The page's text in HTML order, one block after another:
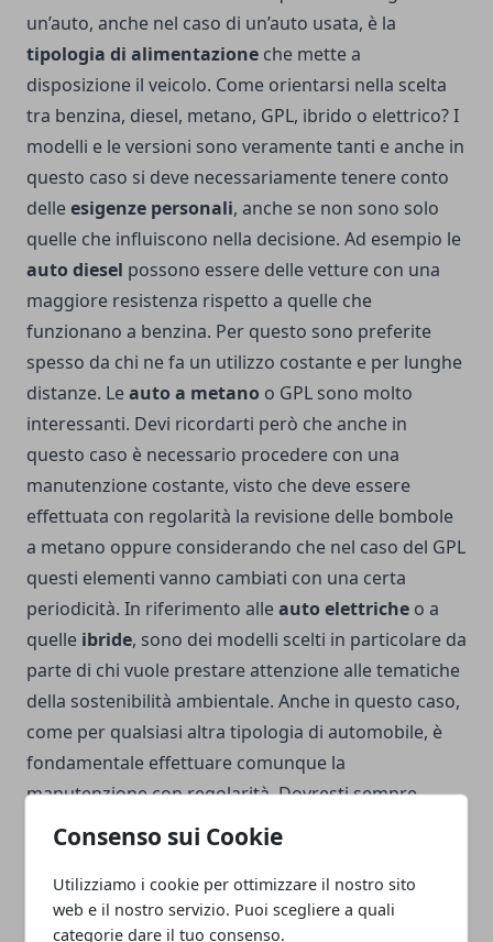
Consenso sui Cookie
Utilizziamo i cookie per ottimizzare il nostro sito
web e il nostro servizio. Puoi scegliere a quali
categorie dare il tuo consenso.
un’auto, anche nel caso di un’auto usata, è la
tipologia di alimentazione che mette a
disposizione il veicolo. Come orientarsi nella scelta
tra benzina, diesel, metano, GPL, ibrido o elettrico? I
modelli e le versioni sono veramente tanti e anche in
questo caso si deve necessariamente tenere conto
delleesigenze personali, anche se non sono solo
quelle che influiscono nella decisione. Ad esempio le
auto diesel possono essere delle vetture con una
maggiore resistenza rispetto a quelle che
funzionano a benzina. Per questo sono preferite
spesso da chi ne fa un utilizzo costante e per lunghe
distanze. Leauto a metano o GPL sono molto
interessanti. Devi ricordarti però che anche in
questo caso è necessario procedere con una
manutenzione costante, visto che deve essere
effettuata con regolarità la revisione delle bombole
a metano oppure considerando che nel caso del GPL
questi elementi vanno cambiati con una certa
periodicità. In riferimento alleauto elettriche o a
quelle ibride, sono dei modelli scelti in particolare da
parte di chi vuole prestare attenzione alle tematiche
della sostenibilità ambientale. Anche in questo caso,
come per qualsiasi altra tipologia di automobile, è
fondamentale effettuare comunque la
manutenzione con regolarità. Dovresti sempre
conoscere tutti i dettagli in relazione all’efficienza e
hai a disposizione.